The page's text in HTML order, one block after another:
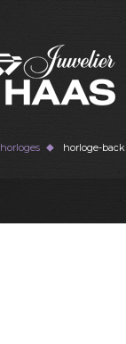
horloges horloge-back